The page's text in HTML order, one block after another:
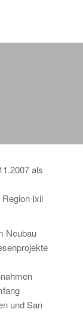
als
Ixil
Neubau
und San